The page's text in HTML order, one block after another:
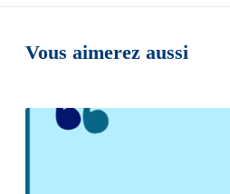
Vous aimerez aussi